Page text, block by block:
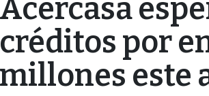
Acercasa
créditos por
millones este